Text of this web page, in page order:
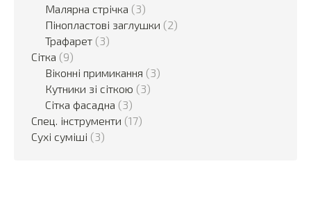
Малярна стрічка (3)
Пінопластові заглушки (2)
Трафарет (3)
Сітка (9)
Віконні примикання (3)
Кутники зі сіткою (3)
Сітка фасадна (3)
Спец. інструменти (17)
Сухі суміші (3)